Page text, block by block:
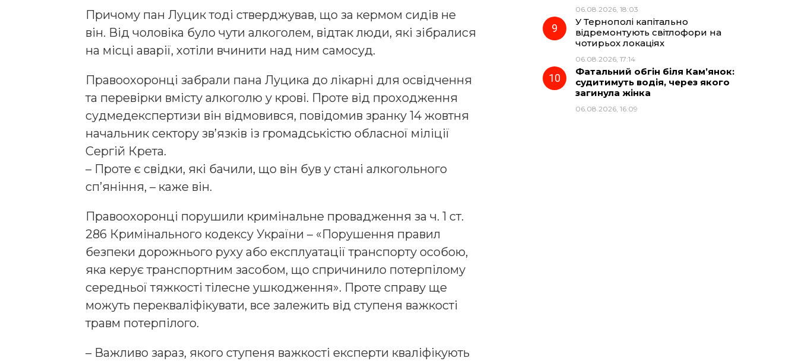
Причому пан Луцик тоді стверджував, що за кермом сидів не
він. Від чоловіка було чути алкоголем, відтак люди, які зібралися
на місці аварії, хотіли вчинити над ним самосуд.
Правоохоронці забрали пана Луцика до лікарні для освідчення
та перевірки вмісту алкоголю у крові. Проте від проходження
судмедекспертизи він відмовився, повідомив зранку 14 жовтня
начальник сектору зв’язків із громадськістю обласної міліції
Сергій Крета.
– Проте є свідки, які бачили, що він був у стані алкогольного
сп’яніння, – каже він.
Правоохоронці порушили кримінальне провадження за ч. 1 ст.
286 Кримінального кодексу України – «Порушення правил
безпеки дорожнього руху або експлуатації транспорту особою,
яка керує транспортним засобом, що спричинило потерпілому
середньої тяжкості тілесне ушкодження». Проте справу ще
можуть перекваліфікувати, все залежить від ступеня важкості
травм потерпілого.
– Важливо зараз, якого ступеня важкості експерти кваліфікують
06.08.2026, 18:03
У Тернополі капітально
відремонтують світлофори на
чотирьох локаціях
06.08.2026, 17:14
Фатальний обгін біля Кам’янок:
судитимуть водія, через якого
загинула жінка
06.08.2026, 16:09